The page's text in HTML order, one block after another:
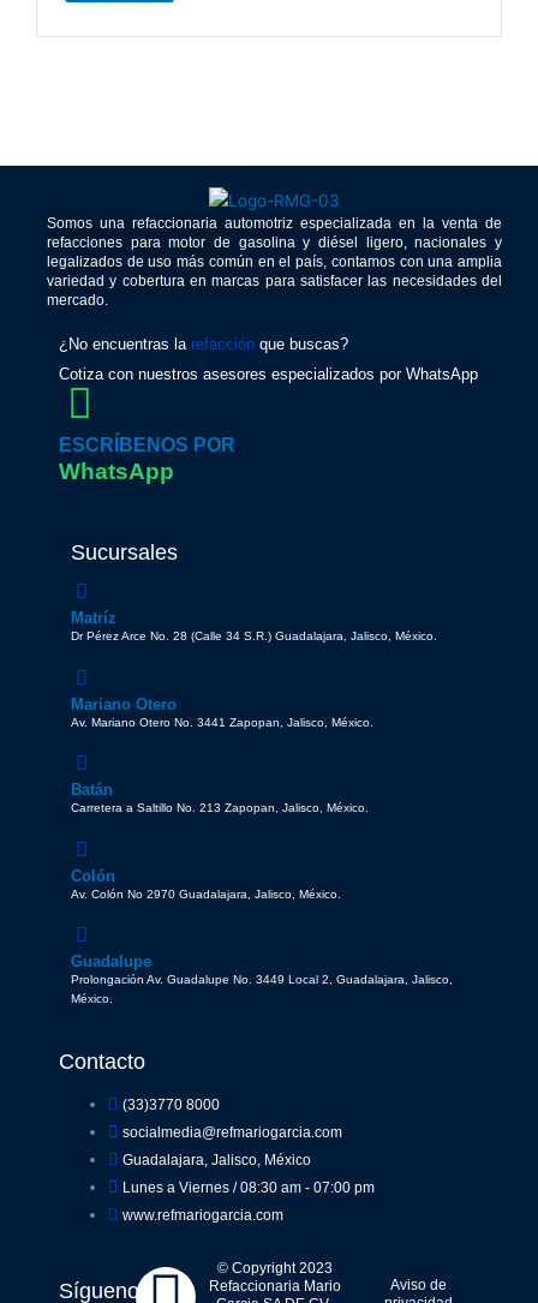
Somos una refaccionaria automotriz especializada en la venta de
refacciones para motor de gasolina y diésel ligero, nacionales y
legalizados de uso más común en el país, contamos con una amplia
variedad y cobertura en marcas para satisfacer las necesidades del
mercado.
¿No encuentras la refacción que buscas?
Cotiza con nuestros asesores especializados por WhatsApp
ESCRÍBENOS POR
WhatsApp
Sucursales
Matríz
Dr Pérez Arce No. 28 (Calle 34 S.R.) Guadalajara, Jalisco, México.
Mariano Otero
Av. Mariano Otero No. 3441 Zapopan, Jalisco, México.
Batán
Carretera a Saltillo No. 213 Zapopan, Jalisco, México.
Colón
Av. Colón No 2970 Guadalajara, Jalisco, México.
Guadalupe
Prolongación Av. Guadalupe No. 3449 Local 2, Guadalajara, Jalisco,
México.
Contacto
(33)3770 8000
socialmedia@refmariogarcia.com
Guadalajara, Jalisco, México
Lunes a Viernes / 08:30 am - 07:00 pm
www.refmariogarcia.com
Síguenos
© Copyright 2023
Refaccionaria Mario
Aviso de